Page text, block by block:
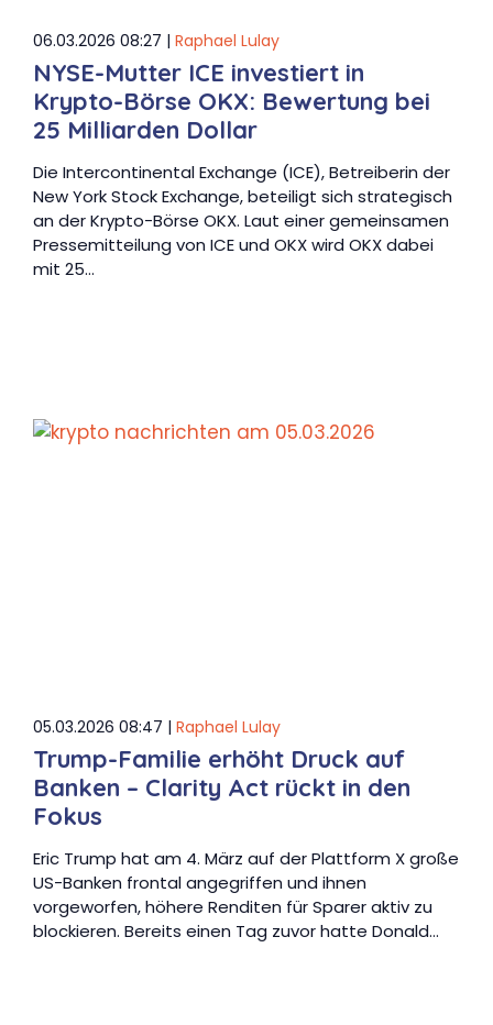
06.03.2026 08:27 | Raphael Lulay
NYSE-Mutter ICE investiert in
Krypto-Börse OKX: Bewertung bei
25 Milliarden Dollar
Die Intercontinental Exchange (ICE), Betreiberin der
New York Stock Exchange, beteiligt sich strategisch
an der Krypto-Börse OKX. Laut einer gemeinsamen
Pressemitteilung von ICE und OKX wird OKX dabei
mit 25…
05.03.2026 08:47 | Raphael Lulay
Trump-Familie erhöht Druck auf
Banken – Clarity Act rückt in den
Fokus
Eric Trump hat am 4. März auf der Plattform X große
US-Banken frontal angegriffen und ihnen
vorgeworfen, höhere Renditen für Sparer aktiv zu
blockieren. Bereits einen Tag zuvor hatte Donald…